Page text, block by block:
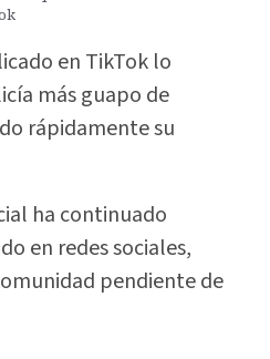
en TikTok lo
más guapo de
rápidamente su
ha continuado
en redes sociales,
pendiente de